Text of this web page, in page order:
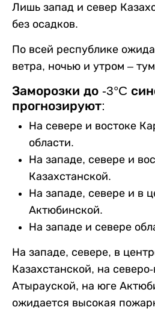
Лишь запад и север
без осадков.
По всей республике
ветра, ночью и утром –
Заморозки до -3°C
прогнозируют:
На севере и востоке
области.
На западе, севере и
Казахстанской.
На западе, севере и в
Актюбинской.
На западе и севере
На западе, севере, в
Казахстанской, на
Атырауской, на юге
ожидается высокая